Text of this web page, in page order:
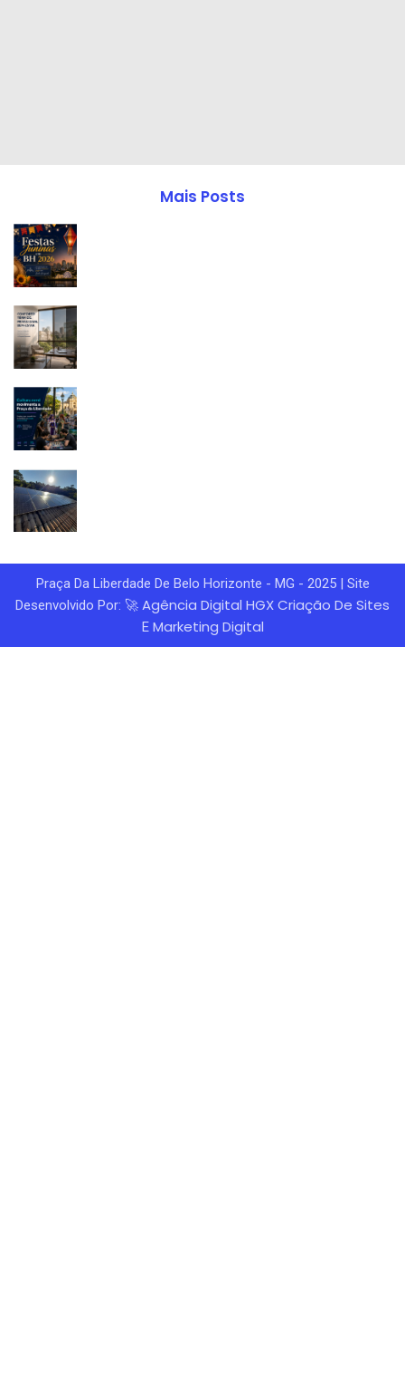
Mais Posts
Praça Da Liberdade De Belo Horizonte - MG - 2025 | Site
Desenvolvido Por: 🚀 Agência Digital HGXCriação De Sites
E Marketing Digital